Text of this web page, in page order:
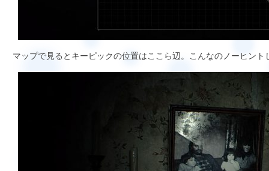
マップで見るとキーピックの位置はここら辺。こんなのノーヒン